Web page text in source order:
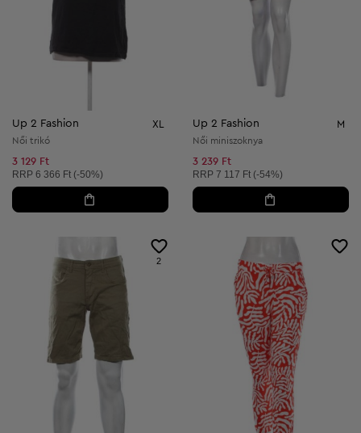
Up 2 Fashion XL
Női trikó
3 129 Ft
Ajánlott ár:
RRP 6 366 Ft (-50%)
Up 2 Fashion M
Női miniszoknya
3 239 Ft
Ajánlott ár:
RRP 7 117 Ft (-54%)
2